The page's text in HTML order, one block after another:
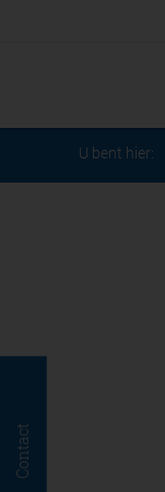
Contact
U bent hier: